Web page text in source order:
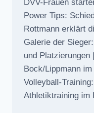
DVV-Frauen
Power Tips:
Rottmann erklärt
Galerie der
und Platzierungen
Bock/Lippmann
Volleyball-
Athletiktraining im